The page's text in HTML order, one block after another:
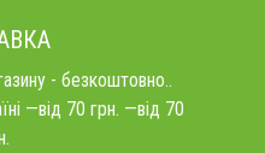
- безкоштовно..
—від 70 грн. —від 70